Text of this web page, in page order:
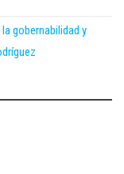
la gobernabilidad y